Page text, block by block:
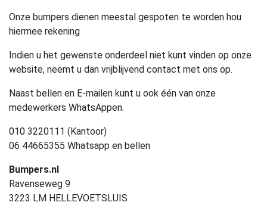
Onze bumpers dienen meestal gespoten te worden hou
hiermee rekening
Indien u het gewenste onderdeel niet kunt vinden op onze
website, neemt u dan vrijblijvend contact met ons op.
Naast bellen en E-mailen kunt u ook één van onze
medewerkers WhatsAppen.
010 3220111 (Kantoor)
06 44665355 Whatsapp en bellen
Bumpers.nl
Ravenseweg 9
3223 LM HELLEVOETSLUIS